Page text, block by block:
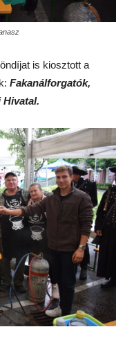
is kiosztott a
Fakanálforgatók,
Hivatal.